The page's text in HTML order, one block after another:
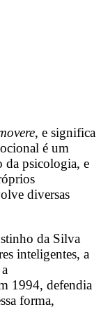
, e significa
é um
da psicologia, e
diversas
da Silva
inteligentes, a
1994, defendia
forma,